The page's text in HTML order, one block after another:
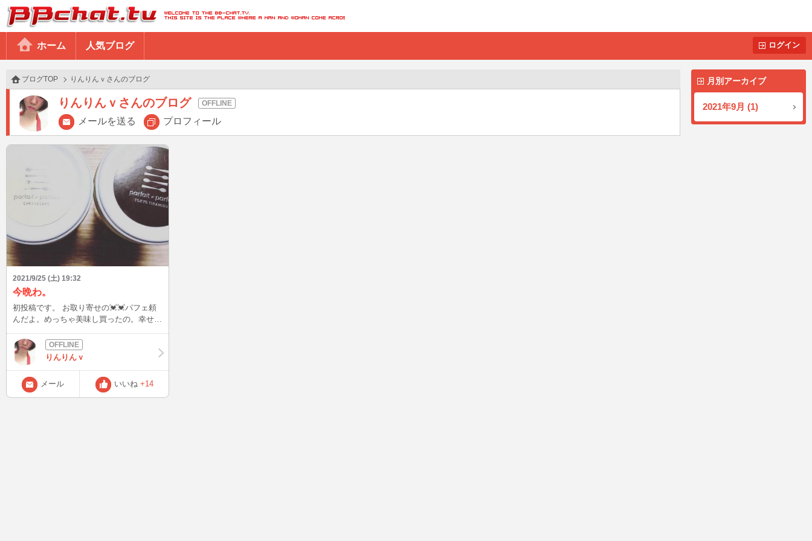
BBchatTV
ホーム 人気ブログ ログイン
月別アーカイブ
2021年9月 (1)
ブログTOP りんりんｖさんのブログ
りんりんｖさんのブログ
メールを送る プロフィール
2021/9/25 (土) 19:32
今晩わ。
初投稿です。 お取り寄せの💓💓パフェ頼
んだよ。めっちゃ美味し買ったの。幸せ👌
てね。待ってます。
りんりんｖ
メール いいね +14